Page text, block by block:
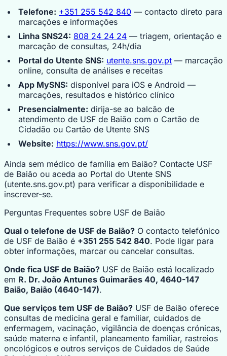
Telefone: +351 255 542 840 — contacto direto para
marcações e informações
Linha SNS24: 808 24 24 24 — triagem, orientação e
marcação de consultas, 24h/dia
Portal do Utente SNS: utente.sns.gov.pt — marcação
online, consulta de análises e receitas
App MySNS: disponível para iOS e Android —
marcações, resultados e histórico clínico
Presencialmente: dirija-se ao balcão de
atendimento de USF de Baião com o Cartão de
Cidadão ou Cartão de Utente SNS
Website: https://www.sns.gov.pt/
Ainda sem médico de família em Baião? Contacte USF
de Baião ou aceda ao Portal do Utente SNS
(utente.sns.gov.pt) para verificar a disponibilidade e
inscrever-se.
Perguntas Frequentes sobre USF de Baião
Qual o telefone de USF de Baião? O contacto telefónico
de USF de Baião é +351 255 542 840. Pode ligar para
obter informações, marcar ou cancelar consultas.
Onde fica USF de Baião? USF de Baião está localizado
em R. Dr. João Antunes Guimarães 40, 4640-147
Baião, Baião (4640-147).
Que serviços tem USF de Baião? USF de Baião oferece
consultas de medicina geral e familiar, cuidados de
enfermagem, vacinação, vigilância de doenças crónicas,
saúde materna e infantil, planeamento familiar, rastreios
oncológicos e outros serviços de Cuidados de Saúde